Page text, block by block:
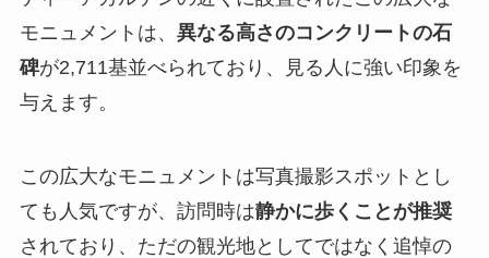
モニュメントは、 異なる高さのコンクリートの石
碑が2,711基並べられており、見る人に強い印象を
与えます。
この広大なモニュメントは写真撮影スポットとし
ても人気ですが、訪問時は静かに歩くことが推奨
されており、ただの観光地としてではなく追悼の